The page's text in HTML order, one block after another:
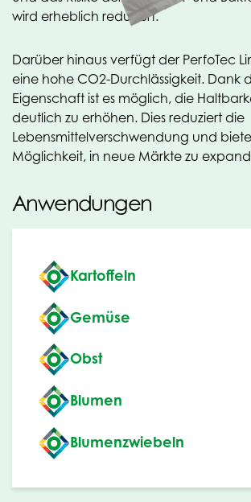
wird erheblich reduziert.
Darüber hinaus verfügt der PerfoTec
eine hohe CO2-Durchlässigkeit. Dank
Eigenschaft ist es möglich, die
deutlich zu erhöhen. Dies reduziert die
Lebensmittelverschwendung und
Möglichkeit, in neue Märkte zu
Anwendungen
Kartoffeln
Gemüse
Obst
Blumen
Blumenzwiebeln